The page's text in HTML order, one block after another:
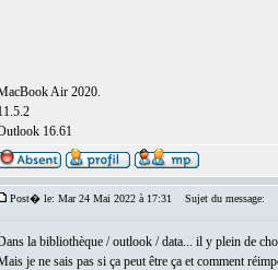
Air 2020.
16.61
Post� le: Mar 24 Mai 2022 à 17:31 Sujet du message:
la bibliothèque / outlook / data... il y plein de
je ne sais pas si ça peut être ça et comment